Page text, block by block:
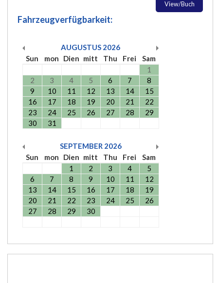
View/Buch
Fahrzeugverfügbarkeit:
AUGUSTUS 2026
Sun
mon Dien mitt Thu Frei
Sam
1
2
3 4 5 6 7
8
9
10 11 12 13 14
15
16
17 18 19 20 21
22
23
24 25 26 27 28
29
30
31
SEPTEMBER 2026
Sun
mon Dien mitt Thu Frei
Sam
1
2 3 4
5
6
7 8 9 10 11
12
13
14 15 16 17 18
19
20
21 22 23 24 25
26
27
28 29 30